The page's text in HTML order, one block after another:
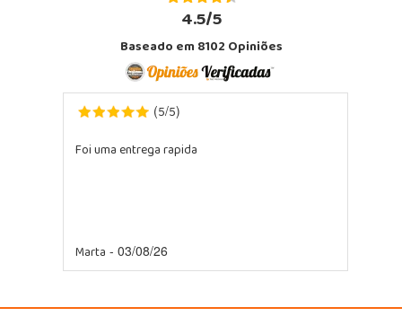
4.5/5
Baseado em 8102 Opiniões
(5/5)
Foi uma entrega rapida
Marta - 03/08/26